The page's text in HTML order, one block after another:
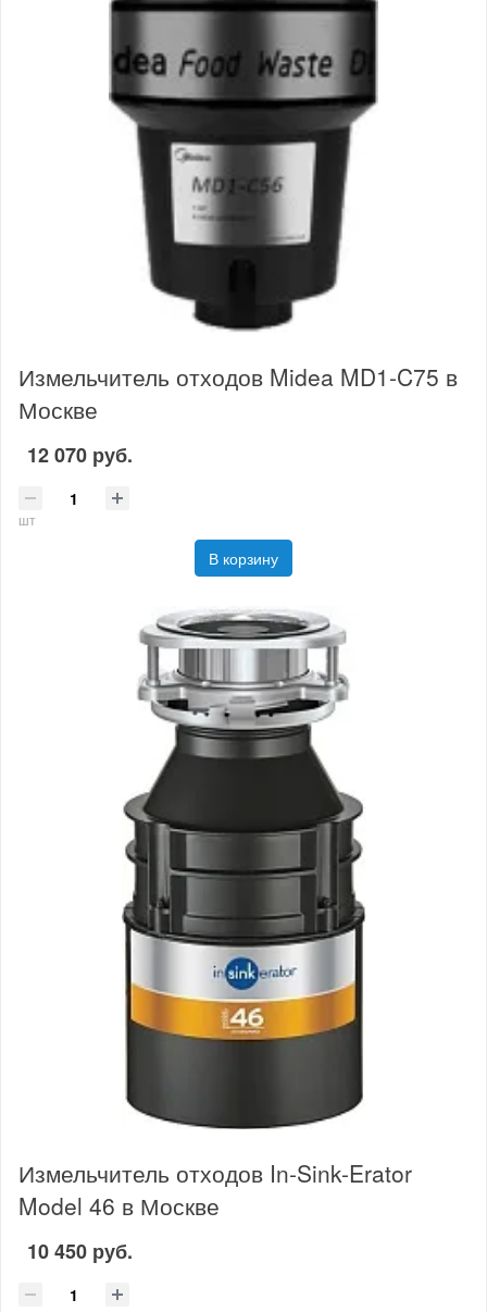
Измельчитель отходов Midea MD1-C75 в
Москве
12 070 руб.
шт
В корзину
Измельчитель отходов In-Sink-Erator
Model 46 в Москве
10 450 руб.